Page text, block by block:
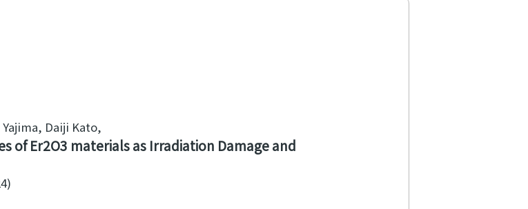
Daiji Kato
of Er2O3 materials as Irradiation Damage and